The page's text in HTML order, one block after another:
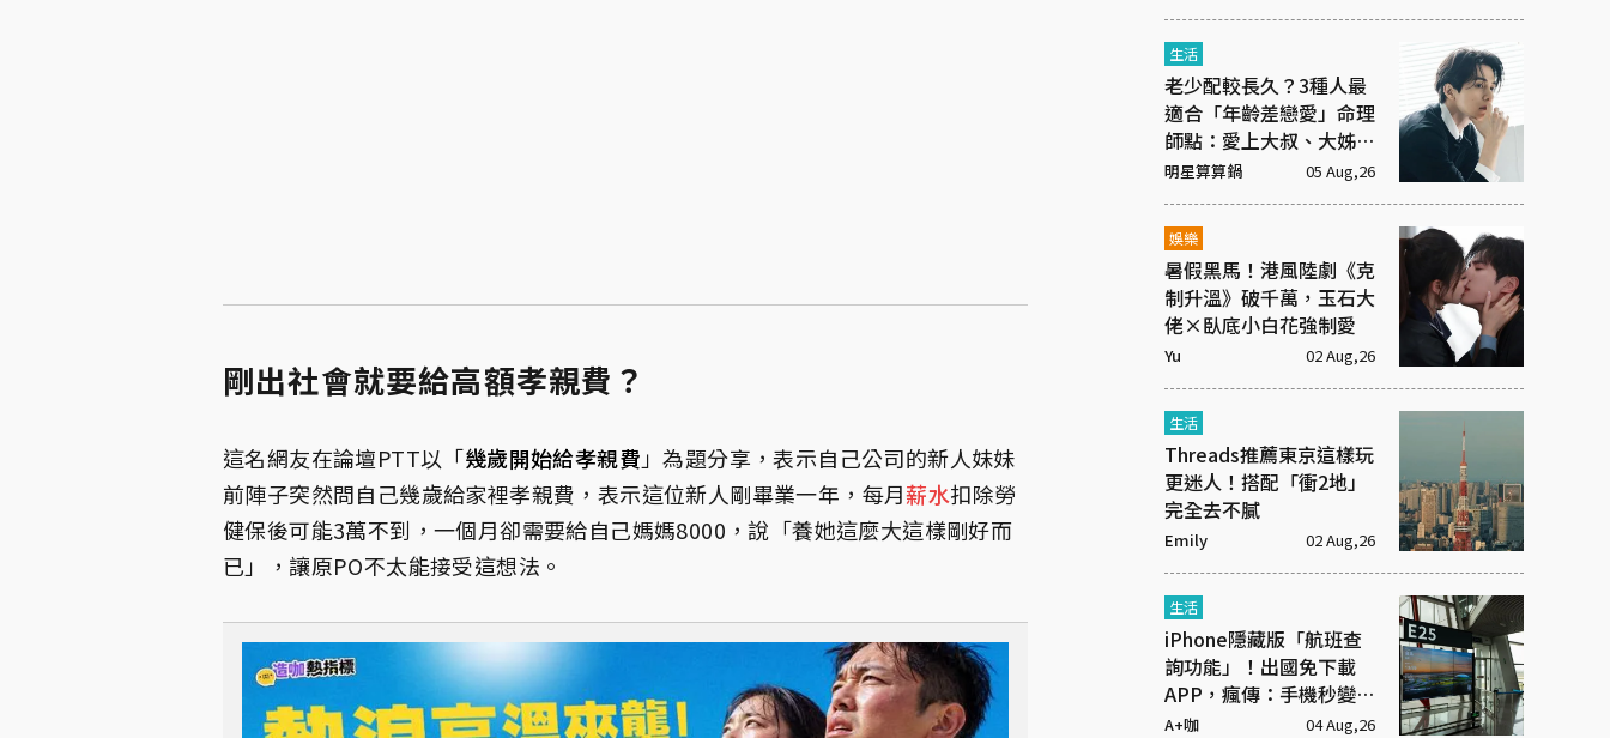
剛出社會就要給高額孝親費？
這名網友在論壇PTT以「幾歲開始給孝親費 」為題分享，表示自己公司的新人妹妹
前陣子突然問自己幾歲給家裡孝親費，表示這位新人剛畢業一年，每月薪水扣除勞
健保後可能3萬不到，一個月卻需要給自己媽媽8000，說「養她這麼大這樣剛好而
已」，讓原PO不太能接受這想法。
生活
老少配較長久？3種人最
適合「年齡差戀愛」命理
師點：愛上大叔、大姊有
原因
明星算算鍋 05 Aug,26
娛樂
暑假黑馬！港風陸劇《克
制升溫》破千萬，玉石大
佬×臥底小白花強制愛
Yu 02 Aug,26
生活
Threads推薦東京這樣玩
更迷人！搭配「衝2地」
完全去不膩
Emily 02 Aug,26
生活
iPhone隱藏版「航班查
詢功能」！出國免下載
APP，瘋傳：手機秒變機
場看板
A+咖 04 Aug,26